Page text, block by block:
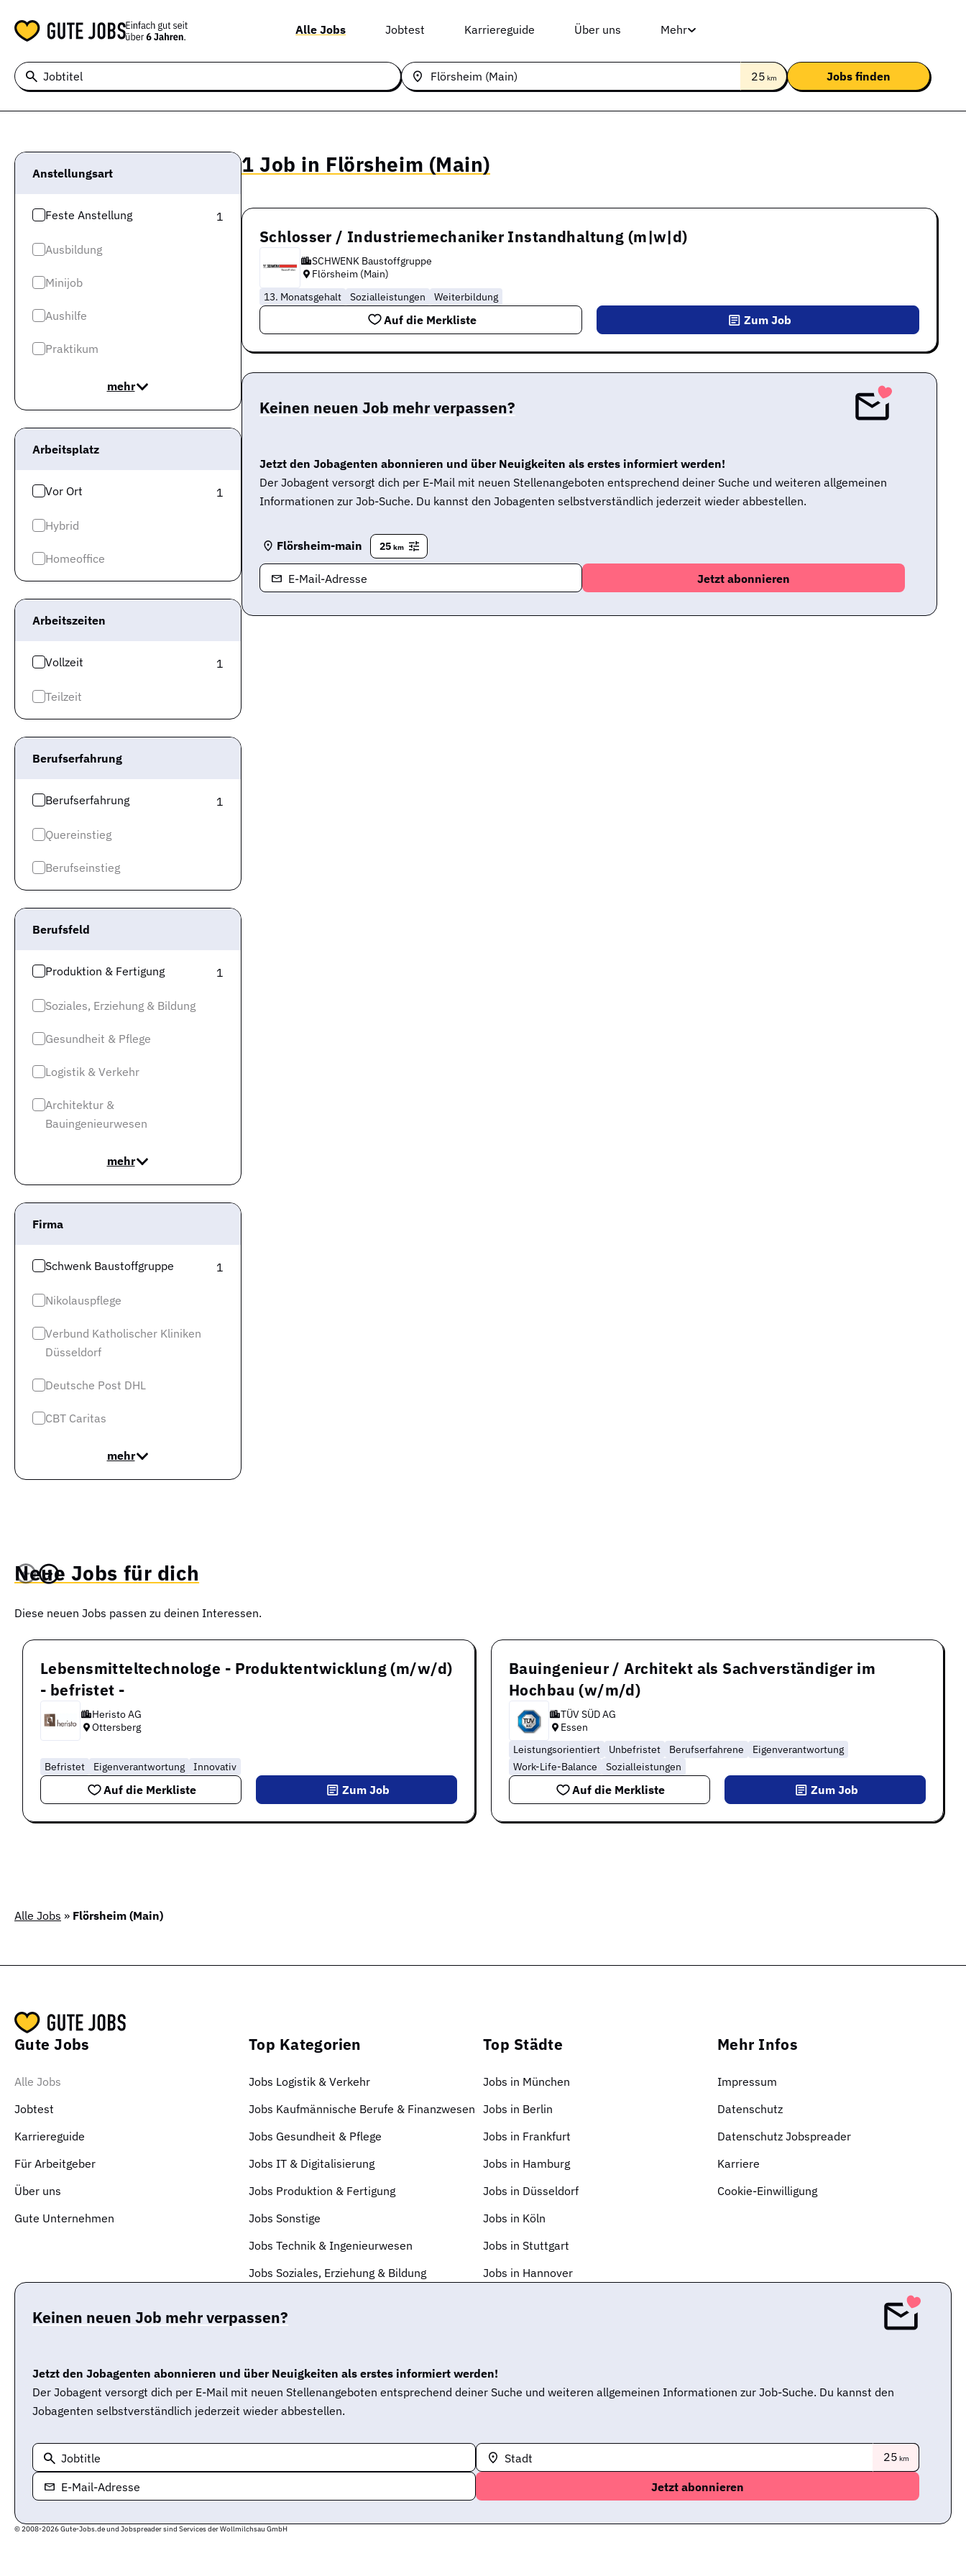
Alle Jobs Jobtest Karriereguide Über uns Mehr
Jobtitel 25 km
Anstellungsart
Feste Anstellung 1
Ausbildung
Minijob
Aushilfe
Praktikum
mehr
Arbeitsplatz
Vor Ort 1
Hybrid
Homeoffice
Arbeitszeiten
Vollzeit 1
Teilzeit
Berufserfahrung
Berufserfahrung 1
Quereinstieg
Berufseinstieg
Berufsfeld
Produktion & Fertigung 1
Soziales, Erziehung & Bildung
Gesundheit & Pflege
Logistik & Verkehr
Architektur &
Bauingenieurwesen
mehr
Firma
Schwenk Baustoffgruppe 1
Nikolauspflege
Verbund Katholischer Kliniken
Düsseldorf
Deutsche Post DHL
CBT Caritas
mehr
1 Job in Flörsheim (Main)
Schlosser / Industriemechaniker Instandhaltung (m|w|d)
SCHWENK Baustoffgruppe
Flörsheim (Main)
13. Monatsgehalt
Sozialleistungen Weiterbildung
Auf die Merkliste Zum Job
Keinen neuen Job mehr verpassen?
Jetzt den Jobagenten abonnieren und über Neuigkeiten als erstes informiert werden!
Der Jobagent versorgt dich per E-Mail mit neuen Stellenangeboten entsprechend deiner Suche und weiteren allgemeinen
Informationen zur Job-Suche. Du kannst den Jobagenten selbstverständlich jederzeit wieder abbestellen.
Flörsheim-main 25 km
E-Mail-Adresse
Neue Jobs für dich
Diese neuen Jobs passen zu deinen Interessen.
Lebensmitteltechnologe - Produktentwicklung (m/w/d)
- befristet -
Heristo AG
Ottersberg
Befristet Eigenverantwortung Innovativ
Auf die Merkliste Zum Job
Bauingenieur / Architekt als Sachverständiger im
Hochbau (w/m/d)
TÜV SÜD AG
Essen
Leistungsorientiert
Unbefristet Berufserfahrene
Eigenverantwortung
Work-Life-Balance
Sozialleistungen
Auf die Merkliste Zum Job
Alle Jobs » Flörsheim (Main)
Gute Jobs
Alle Jobs
Jobtest
Karriereguide
Für Arbeitgeber
Über uns
Gute Unternehmen
Top Kategorien
Jobs Logistik & Verkehr
Jobs Kaufmännische Berufe & Finanzwesen
Jobs Gesundheit & Pflege
Jobs IT & Digitalisierung
Jobs Produktion & Fertigung
Jobs Sonstige
Jobs Technik & Ingenieurwesen
Jobs Soziales, Erziehung & Bildung
Top Städte
Jobs in München
Jobs in Berlin
Jobs in Frankfurt
Jobs in Hamburg
Jobs in Düsseldorf
Jobs in Köln
Jobs in Stuttgart
Jobs in Hannover
Mehr Infos
Impressum
Datenschutz
Datenschutz Jobspreader
Karriere
Cookie-Einwilligung
Keinen neuen Job mehr verpassen?
Jetzt den Jobagenten abonnieren und über Neuigkeiten als erstes informiert werden!
Der Jobagent versorgt dich per E-Mail mit neuen Stellenangeboten entsprechend deiner Suche und weiteren allgemeinen Informationen zur Job-Suche. Du kannst den
Jobagenten selbstverständlich jederzeit wieder abbestellen.
Jobtitle Stadt 25 km
E-Mail-Adresse
© 2008-2026 Gute-Jobs.de und Jobspreader sind Services der Wollmilchsau GmbH